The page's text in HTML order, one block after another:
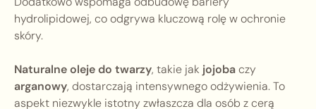
hydrolipidowej, co odgrywa kluczową rolę w ochronie
skóry.
Naturalne oleje do twarzy, takie jak jojobaczy
arganowy, dostarczają intensywnego odżywienia. To
aspekt niezwykle istotny zwłaszcza dla osób z cerą